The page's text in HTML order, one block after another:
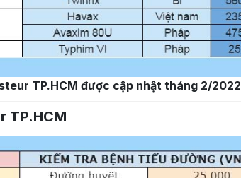
TP.HCM được cập nhật tháng 2/2022
TP.HCM